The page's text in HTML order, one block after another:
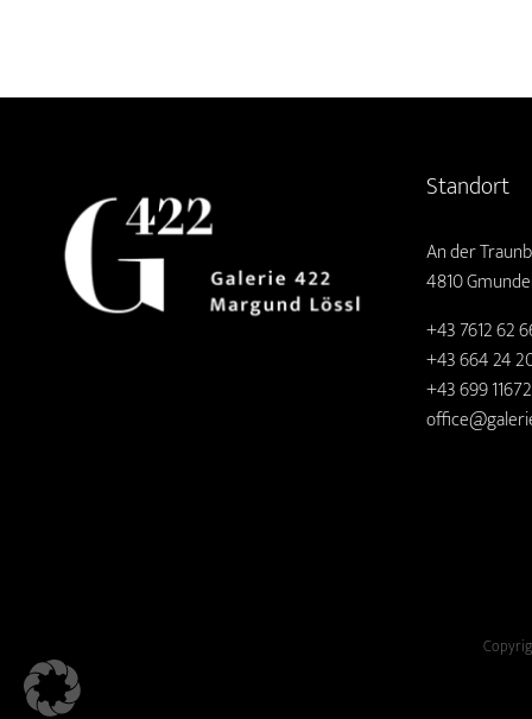
Standort
An der
4810
+43 7612 62
+43 664 24
+43 699